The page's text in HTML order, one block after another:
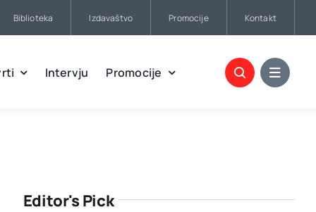
Biblioteka Izdavaštvo Promocije Kontakt
Intervju Promocije
Editor's Pick